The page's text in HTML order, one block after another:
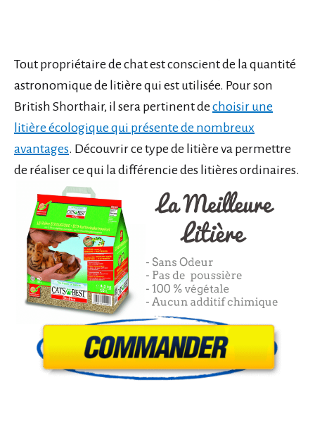
Tout propriétaire de chat est conscient de la quantité
astronomique de litière qui est utilisée. Pour son
British Shorthair, il sera pertinent de choisir une
litière écologique qui présente de nombreux
avantages. Découvrir ce type de litière va permettre
de réaliser ce qui la différencie des litières ordinaires.